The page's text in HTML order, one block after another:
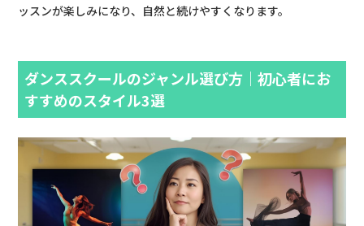
ッスンが楽しみになり、自然と続けやすくなります。
ダンススクールのジャンル選び方｜初心者にお
すすめのスタイル3選